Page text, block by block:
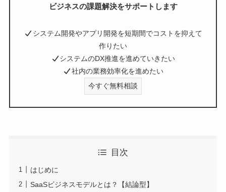
ビジネスの課題解決をサポートします
システム開発やアプリ開発を短期間でコストを抑えて
作りたい
システムのDX推進を進めていきたい
社内の業務効率化を進めたい
今すぐ無料相談
目次
はじめに
SaaSビジネスモデルとは？【結論型】